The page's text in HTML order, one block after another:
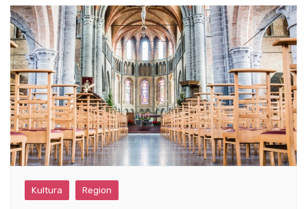
Kultura Region